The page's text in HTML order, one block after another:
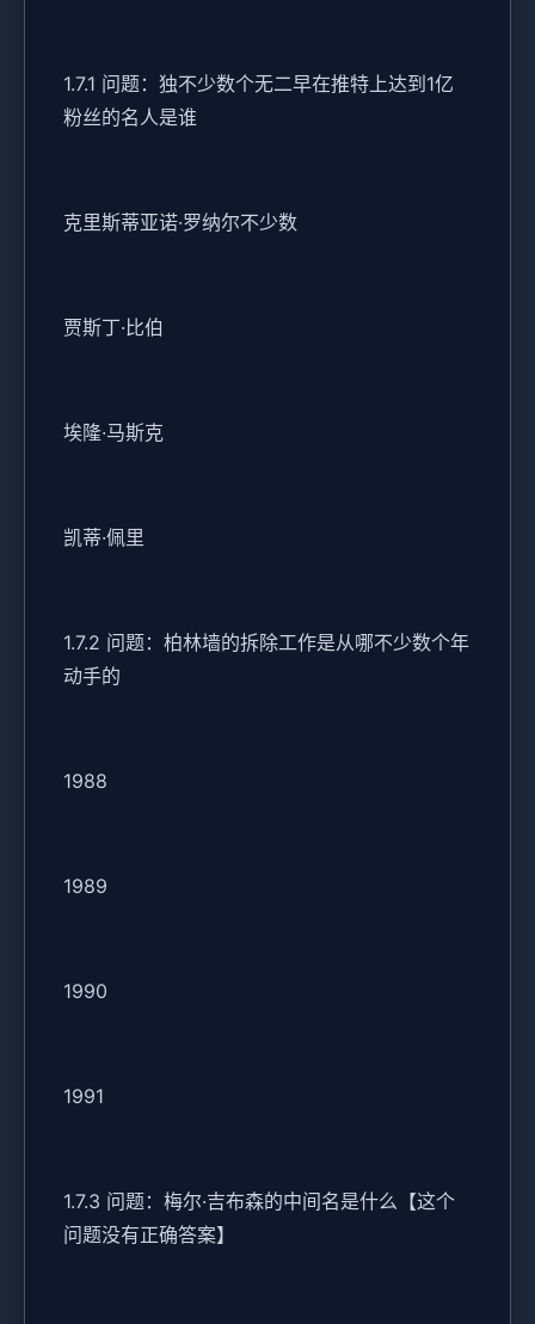
1.7.1 问题：独不少数个无二早在推特上达到1亿
粉丝的名人是谁
克里斯蒂亚诺·罗纳尔不少数
贾斯丁·比伯
埃隆·马斯克
凯蒂·佩里
1.7.2 问题：柏林墙的拆除工作是从哪不少数个年
动手的
1988
1989
1990
1991
1.7.3 问题：梅尔·吉布森的中间名是什么【这个
问题没有正确答案】